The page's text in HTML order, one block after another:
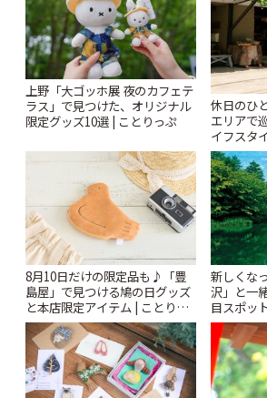
上野「大ゴッホ展 夜のカフェテ
ラス」で見つけた、オリジナル
限定グッズ10選 | ことりっぷ
休日のひ
エリアで
イフスタ
っぷ
8月10日だけの限定品も♪「豊
島屋」で見つける鳩の日グッズ
と本店限定アイテム | ことりっ
ぷ
新しくな
沢」と一
目スポッ
ー開催中